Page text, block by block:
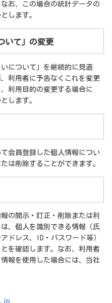
お、この場合の統計データの
します。
いて 」の変更
について」を継続的に見直
利用者に予告なくこれを変更
利用目的の変更する場合に
します。
会員登録した個人情報につい
は削除することができます。
の開示・訂正・削除または利
、個人を識別できる情報（氏
ドレス、ID・パスワード等）
を確認します。なお、利用者
報を使用した場合には、当社